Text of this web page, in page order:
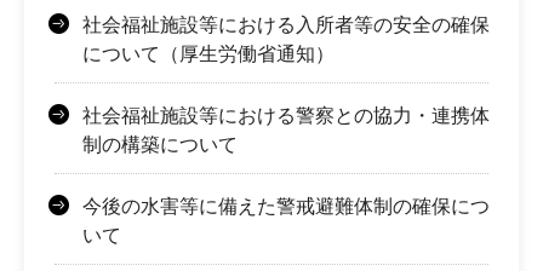
社会福祉施設等における入所者等の安全の確保
について（厚生労働省通知）
社会福祉施設等における警察との協力・連携体
制の構築について
今後の水害等に備えた警戒避難体制の確保につ
いて